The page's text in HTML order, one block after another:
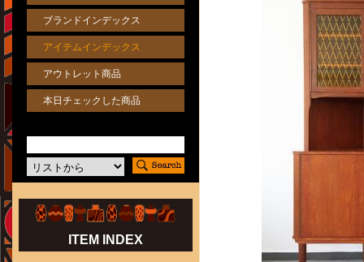
ブランドインデックス
アイテムインデックス
アウトレット商品
本日チェックした商品
ITEM INDEX